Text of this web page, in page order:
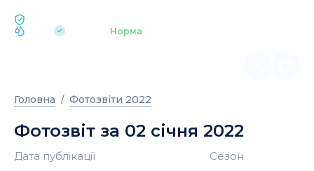
| Норма
Головна Фотозвіти 2022
Фотозвіт за 02 січня 2022
Дата публікації
Сезон